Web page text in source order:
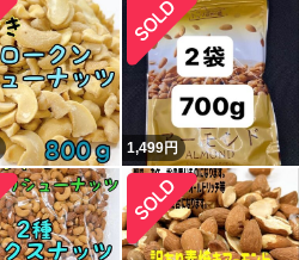
1,499円